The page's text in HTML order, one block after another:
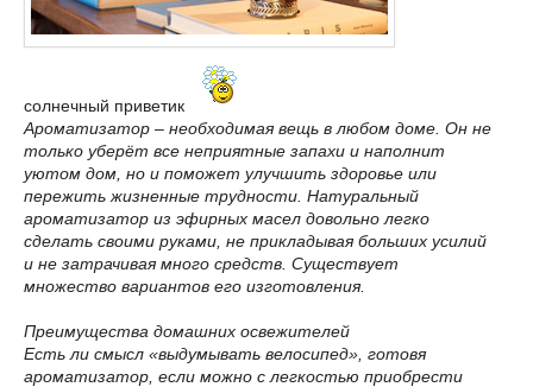
солнечный приветик
Ароматизатор – необходимая вещь в любом доме. Он не
только уберёт все неприятные запахи и наполнит
уютом дом, но и поможет улучшить здоровье или
пережить жизненные трудности. Натуральный
ароматизатор из эфирных масел довольно легко
сделать своими руками, не прикладывая больших усилий
и не затрачивая много средств. Существует
множество вариантов его изготовления.
Преимущества домашних освежителей
Есть ли смысл «выдумывать велосипед», готовя
ароматизатор, если можно с легкостью приобрести